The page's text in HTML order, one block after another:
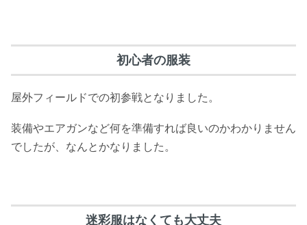
初心者の服装
屋外フィールドでの初参戦となりました。
装備やエアガンなど何を準備すれば良いのかわかりません
でしたが、なんとかなりました。
迷彩服はなくても大丈夫